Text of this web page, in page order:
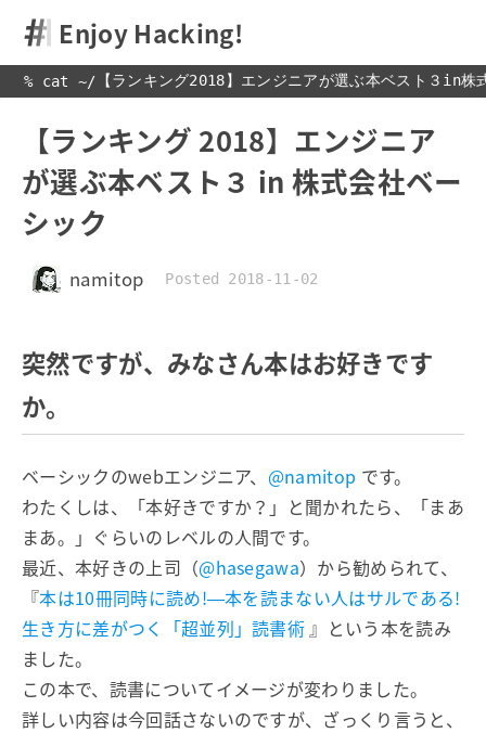
Enjoy Hacking!
% cat ~/ 【ランキング2018】エンジニアが選ぶ本ベスト３in株
【ランキング 2018】エンジニア
が選ぶ本ベスト３ in 株式会社ベー
シック
namitop Posted 2018-11-02
突然ですが、みなさん本はお好きです
か。
ベーシックのwebエンジニア、 @namitop です。
わたくしは、「本好きですか？」と聞かれたら、「まあ
まあ。」ぐらいのレベルの人間です。
最近、本好きの上司（@hasegawa）から勧められて、
『本は10冊同時に読め!―本を読まない人はサルである!
生き方に差がつく「超並列」読書術』という本を読み
ました。
この本で、読書についてイメージが変わりました。
詳しい内容は今回話さないのですが、ざっくり言うと、